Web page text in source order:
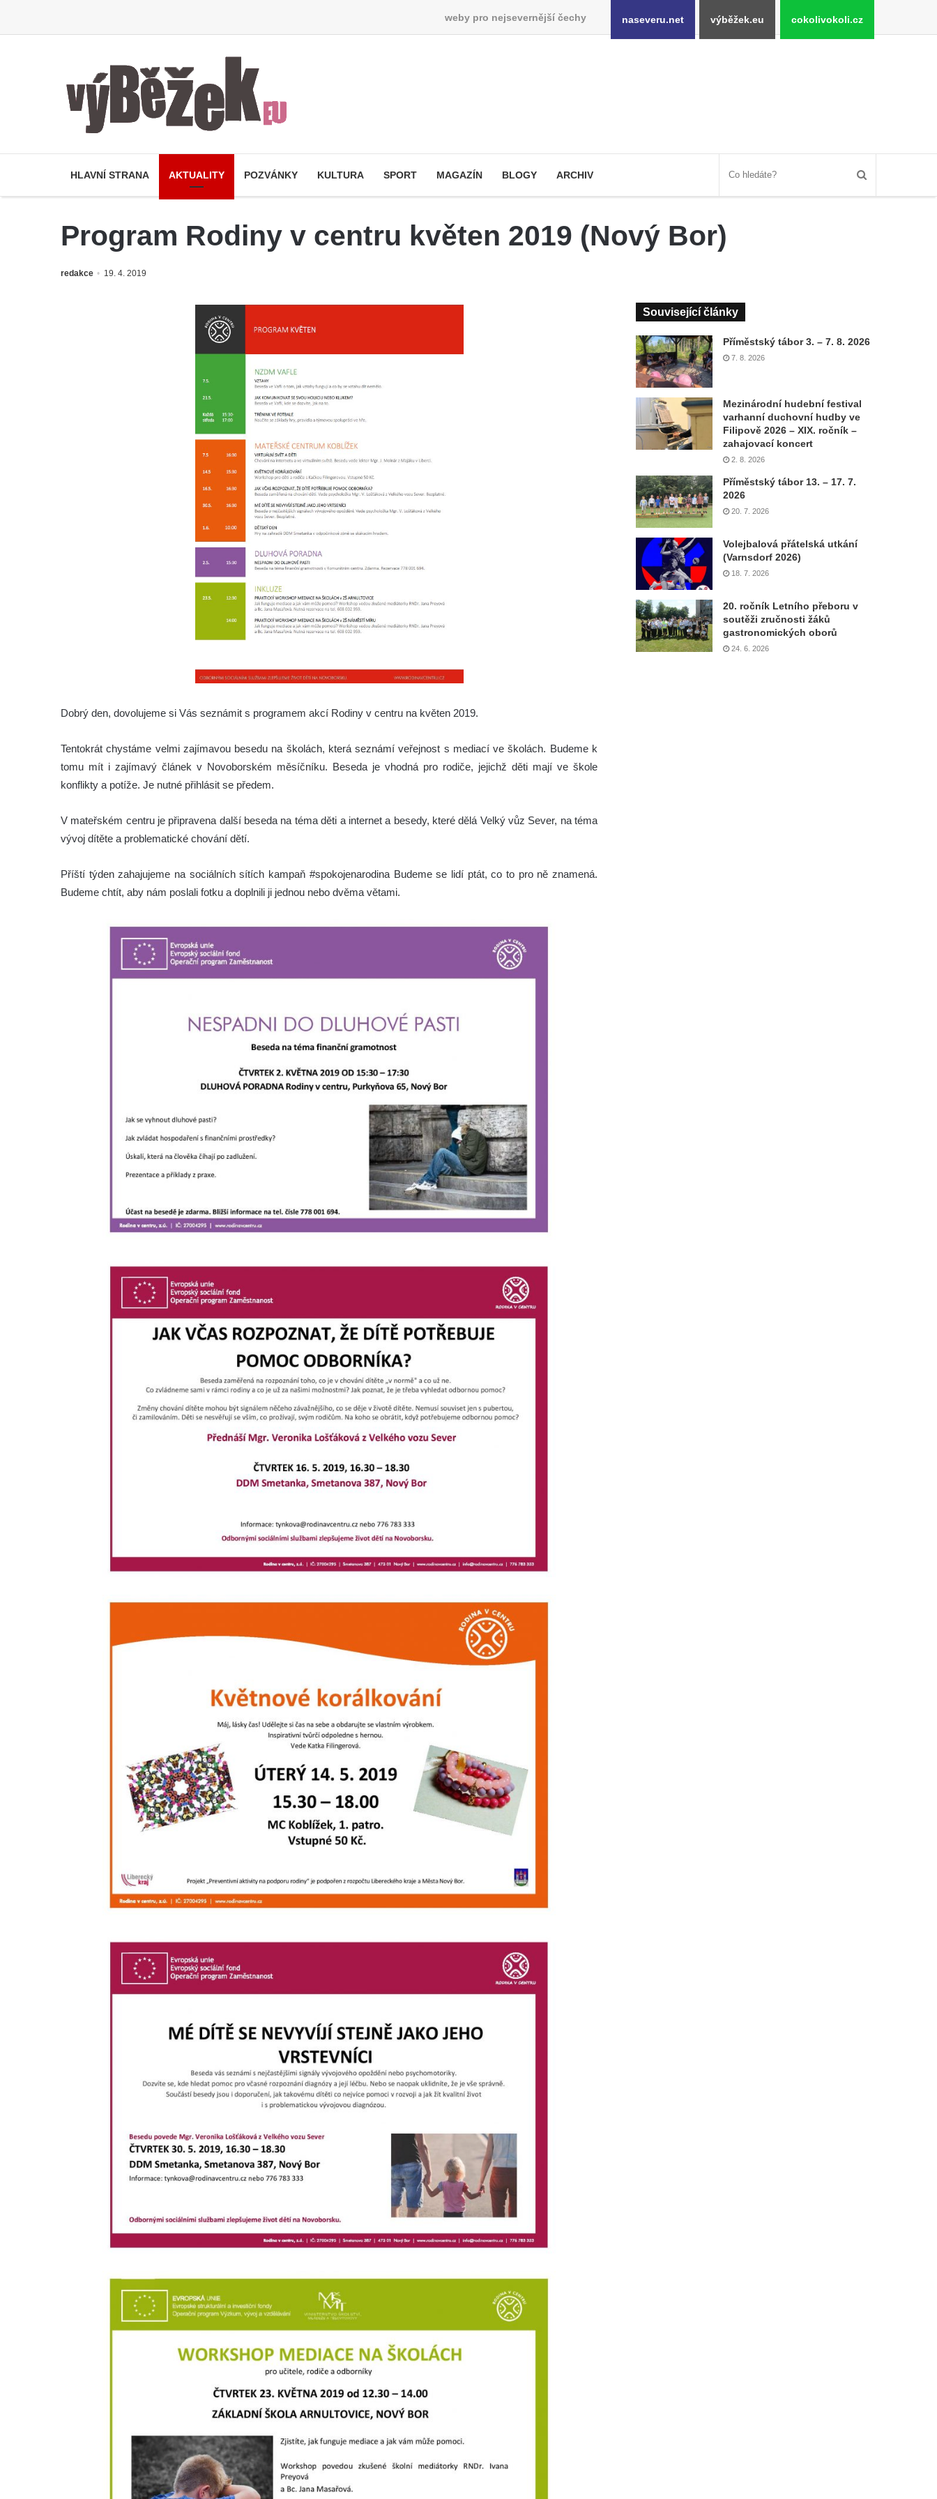
weby pro nejsevernější čechy naseveru.net výběžek.eu cokolivokoli.cz
HLAVNÍ STRANA AKTUALITY POZVÁNKY KULTURA SPORT MAGAZÍN BLOGY ARCHIV
Program Rodiny v centru květen 2019 (Nový Bor)
redakce 19. 4. 2019
Dobrý den, dovolujeme si Vás seznámit s programem akcí Rodiny v centru na květen 2019.
Tentokrát chystáme velmi zajímavou besedu na školách, která seznámí veřejnost s mediací ve školách. Budeme k
tomu mít i zajímavý článek v Novoborském měsíčníku. Beseda je vhodná pro rodiče, jejichž děti mají ve škole
konflikty a potíže. Je nutné přihlásit se předem.
V mateřském centru je připravena další beseda na téma děti a internet a besedy, které dělá Velký vůz Sever, na téma
vývoj dítěte a problematické chování dětí.
Příští týden zahajujeme na sociálních sítích kampaň #spokojenarodina Budeme se lidí ptát, co to pro ně znamená.
Budeme chtít, aby nám poslali fotku a doplnili ji jednou nebo dvěma větami.
Související články
Příměstský tábor 3. – 7. 8. 2026
7. 8. 2026
Mezinárodní hudební festival
varhanní duchovní hudby ve
Filipově 2026 – XIX. ročník –
zahajovací koncert
2. 8. 2026
Příměstský tábor 13. – 17. 7.
2026
20. 7. 2026
Volejbalová přátelská utkání
(Varnsdorf 2026)
18. 7. 2026
20. ročník Letního přeboru v
soutěži zručnosti žáků
gastronomických oborů
24. 6. 2026